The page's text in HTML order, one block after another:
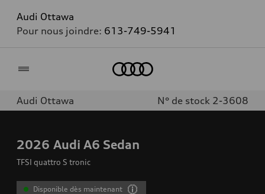
Audi Ottawa
Pour nous joindre: 613-749-5941
Audi Ottawa N° de stock 2-3608
2026 Audi A6 Sedan
TFSI quattro S tronic
Disponible dès maintenant